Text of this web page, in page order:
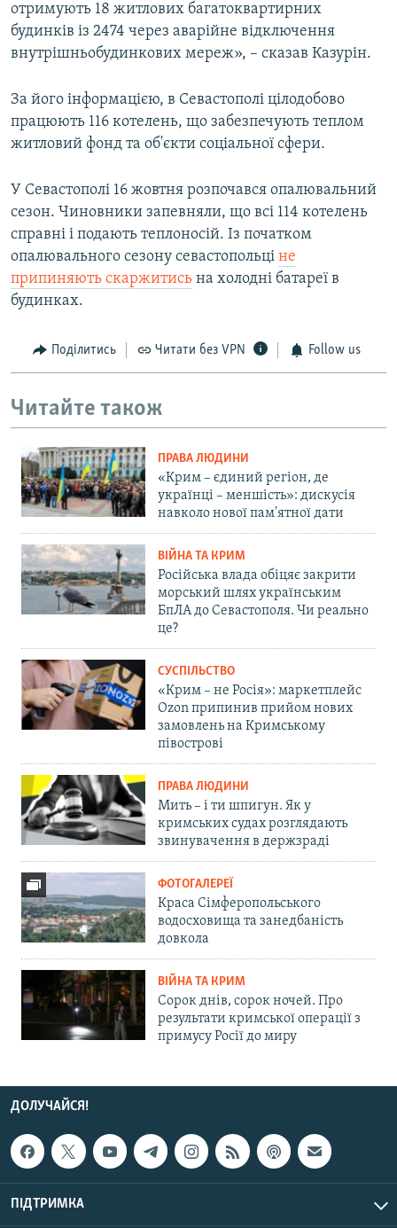
отримують 18 житлових багатоквартирних
будинків із 2474 через аварійне відключення
внутрішньобудинкових мереж», – сказав Казурін.
За його інформацією, в Севастополі цілодобово
працюють 116 котелень, що забезпечують теплом
житловий фонд та об'єкти соціальної сфери.
У Севастополі 16 жовтня розпочався опалювальний
сезон. Чиновники запевняли, що всі 114 котелень
справні і подають теплоносій. Із початком
опалювального сезону севастопольці не
припиняють скаржитись на холодні батареї в
будинках.
Поділитись Читати без VPN Follow us
Читайте також
ПРАВА ЛЮДИНИ
«Крим – єдиний регіон, де
українці – меншість»: дискусія
навколо нової пам'ятної дати
ВІЙНА ТА КРИМ
Російська влада обіцяє закрити
морський шлях українським
БпЛА до Севастополя. Чи реально
це?
СУСПІЛЬСТВО
«Крим – не Росія»: маркетплейс
Ozon припинив прийом нових
замовлень на Кримському
півострові
ПРАВА ЛЮДИНИ
Мить – і ти шпигун. Як у
кримських судах розглядають
звинувачення в держзраді
ФОТОГАЛЕРЕЇ
Краса Сімферопольського
водосховища та занедбаність
довкола
ВІЙНА ТА КРИМ
Сорок днів, сорок ночей. Про
результати кримської операції з
примусу Росії до миру
ДОЛУЧАЙСЯ!
ПІДТРИМКА